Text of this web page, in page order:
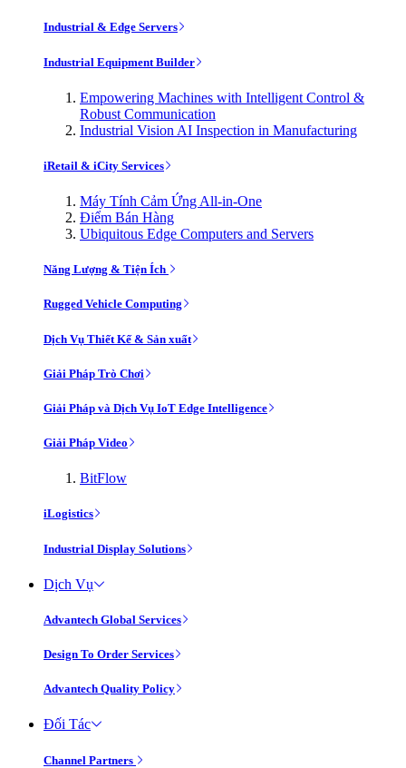
Industrial & Edge Servers
Industrial Equipment Builder
Empowering Machines with Intelligent Control &
Robust Communication
Industrial Vision AI Inspection in Manufacturing
iRetail & iCity Services
Máy Tính Cảm Ứng All-in-One
Điểm Bán Hàng
Ubiquitous Edge Computers and Servers
Năng Lượng & Tiện Ích
Rugged Vehicle Computing
Dịch Vụ Thiết Kế & Sản xuất
Giải Pháp Trò Chơi
Giải Pháp và Dịch Vụ IoT Edge Intelligence
Giải Pháp Video
BitFlow
iLogistics
Industrial Display Solutions
Dịch Vụ
Advantech Global Services
Design To Order Services
Advantech Quality Policy
Đối Tác
Channel Partners